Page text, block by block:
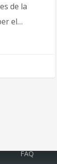
de la
el…
FAQ